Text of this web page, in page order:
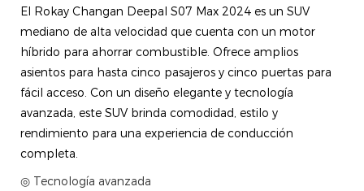
El Rokay Changan Deepal S07 Max 2024 es un SUV
mediano de alta velocidad que cuenta con un motor
híbrido para ahorrar combustible. Ofrece amplios
asientos para hasta cinco pasajeros y cinco puertas para
fácil acceso. Con un diseño elegante y tecnología
avanzada, este SUV brinda comodidad, estilo y
rendimiento para una experiencia de conducción
completa.
◎ Tecnología avanzada